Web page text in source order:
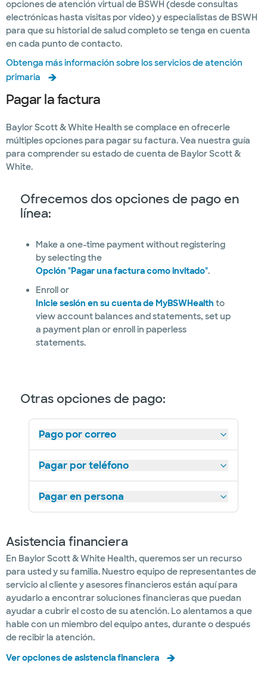
opciones de atención virtual de BSWH (desde consultas
electrónicas hasta visitas por video) y especialistas de BSWH
para que su historial de salud completo se tenga en cuenta
en cada punto de contacto.
Obtenga más información sobre los servicios de atención
primaria
Pagar la factura
Baylor Scott & White Health se complace en ofrecerle
múltiples opciones para pagar su factura. Vea nuestra guía
para comprender su estado de cuenta de Baylor Scott &
White.
Ofrecemos dos opciones de pago en
línea:
Make a one-time payment without registering
by selecting the
Opción "Pagar una factura como invitado".
Enroll or
Inicie sesión en su cuenta de MyBSWHealth to
view account balances and statements, set up
a payment plan or enroll in paperless
statements.
Otras opciones de pago:
Pago por correo
Pagar por teléfono
Pagar en persona
Asistencia financiera
En Baylor Scott & White Health, queremos ser un recurso
para usted y su familia. Nuestro equipo de representantes de
servicio al cliente y asesores financieros están aquí para
ayudarlo a encontrar soluciones financieras que puedan
ayudar a cubrir el costo de su atención. Lo alentamos a que
hable con un miembro del equipo antes, durante o después
de recibir la atención.
Ver opciones de asistencia financiera